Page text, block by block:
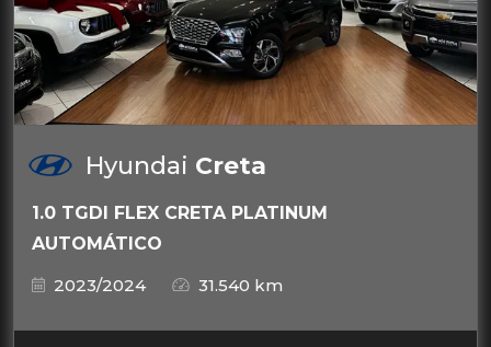
Hyundai Creta
1.0 TGDI FLEX CRETA PLATINUM
AUTOMÁTICO
2023/2024
31.540 km